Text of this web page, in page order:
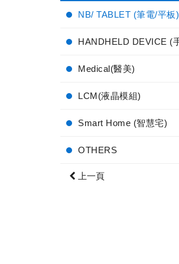
NB/ TABLET (筆電/平板)
Medical(醫美)
LCM(液晶模組)
Smart Home (智慧宅)
OTHERS
上一頁